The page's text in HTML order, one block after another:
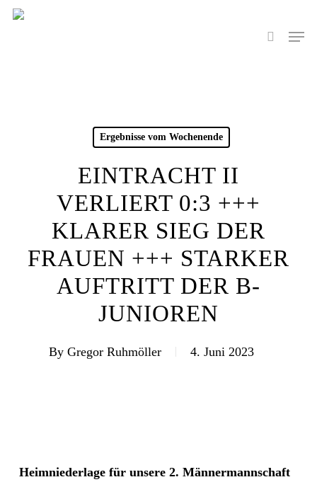
Skip
search
Menu
Ergebnisse vom Wochenende
EINTRACHT II
VERLIERT 0:3 +++
KLARER SIEG DER
FRAUEN +++ STARKER
AUFTRITT DER B-
JUNIOREN
By Gregor Ruhmöller 4. Juni 2023
Heimniederlage für unsere 2. Männermannschaft